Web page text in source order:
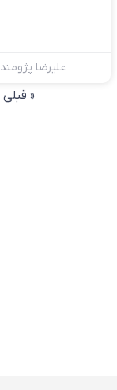
علیرضا پژومند
« قبلی